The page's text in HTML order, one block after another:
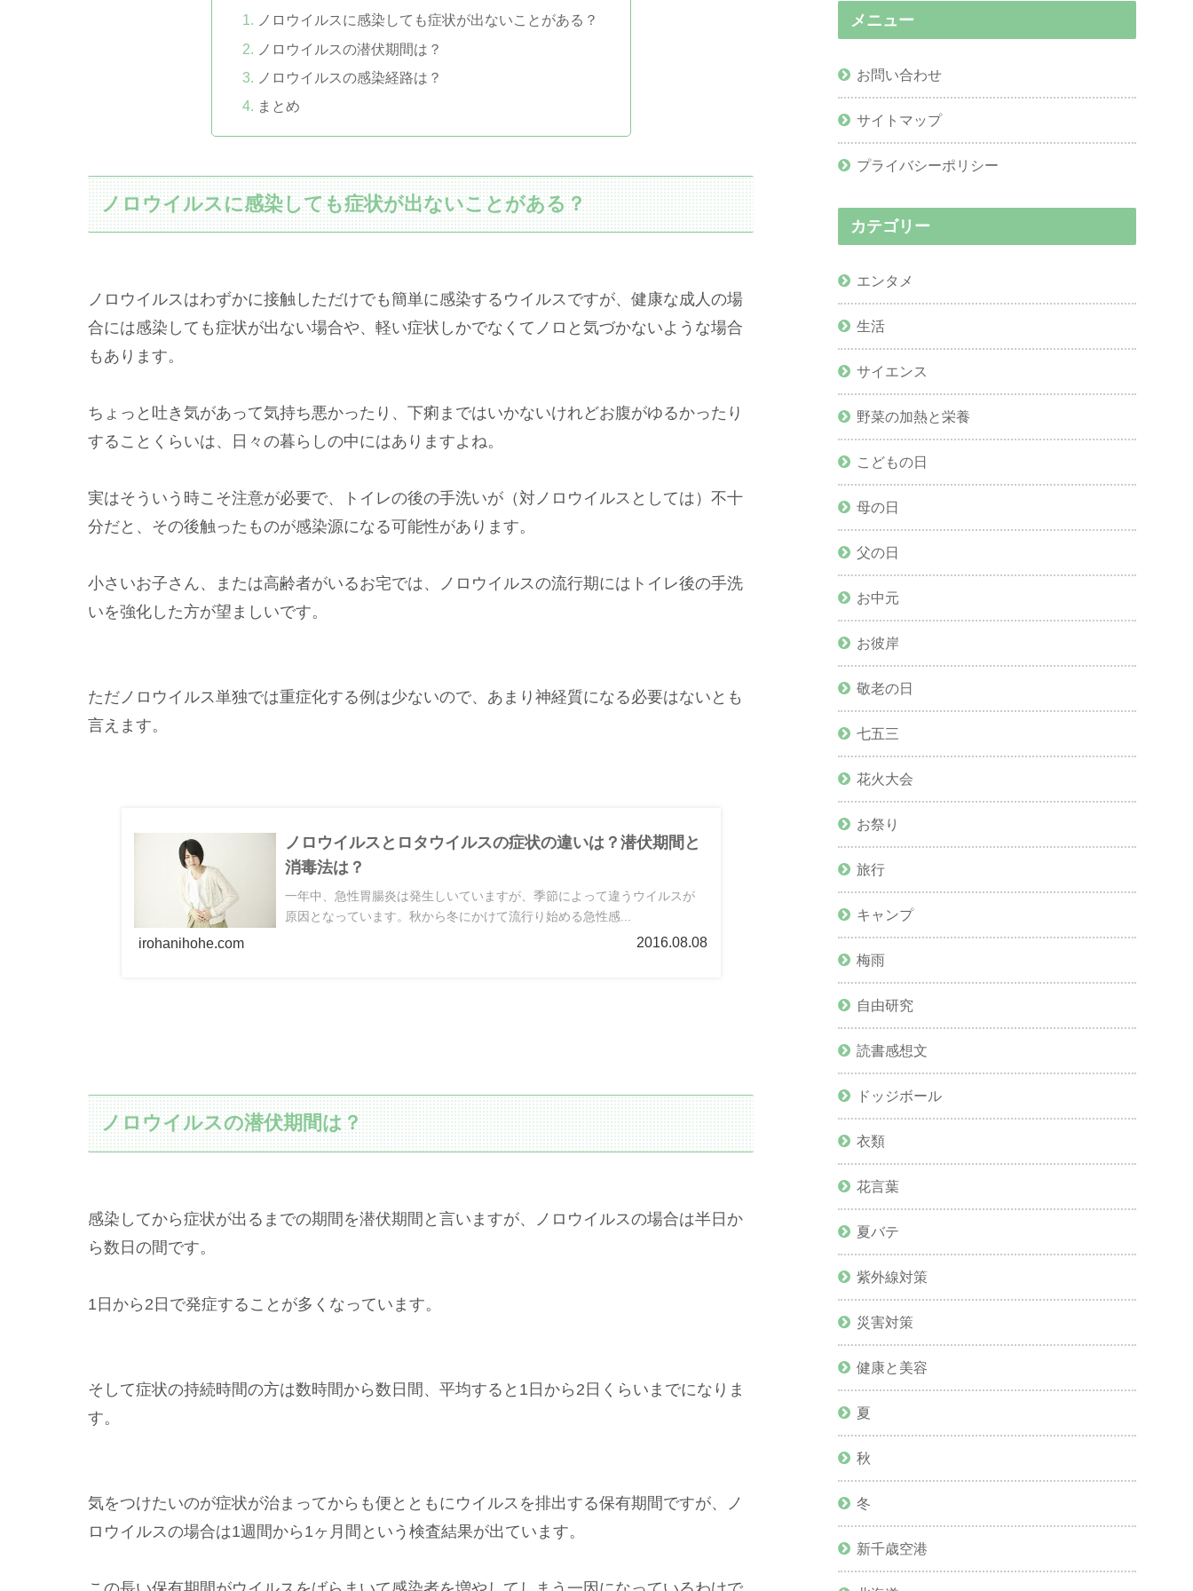
ノロウイルスに感染しても症状が出ないことがある？
ノロウイルスの潜伏期間は？
ノロウイルスの感染経路は？
まとめ
ノロウイルスに感染しても症状が出ないことがある？
ノロウイルスはわずかに接触しただけでも簡単に感染するウイルスですが、健康な成人の場
合には感染しても症状が出ない場合や、軽い症状しかでなくてノロと気づかないような場合
もあります。
ちょっと吐き気があって気持ち悪かったり、下痢まではいかないけれどお腹がゆるかったり
することくらいは、日々の暮らしの中にはありますよね。
実はそういう時こそ注意が必要で、トイレの後の手洗いが（対ノロウイルスとしては）不十
分だと、その後触ったものが感染源になる可能性があります。
小さいお子さん、または高齢者がいるお宅では、ノロウイルスの流行期にはトイレ後の手洗
いを強化した方が望ましいです。
ただノロウイルス単独では重症化する例は少ないので、あまり神経質になる必要はないとも
言えます。
ノロウイルスとロタウイルスの症状の違いは？潜伏期間と
消毒法は？
一年中、急性胃腸炎は発生しいていますが、季節によって違うウイルスが
原因となっています。秋から冬にかけて流行り始める急性感...
irohanihohe.com 2016.08.08
ノロウイルスの潜伏期間は？
感染してから症状が出るまでの期間を潜伏期間と言いますが、ノロウイルスの場合は半日か
ら数日の間です。
1日から2日で発症することが多くなっています。
そして症状の持続時間の方は数時間から数日間、平均すると1日から2日くらいまでになりま
す。
気をつけたいのが症状が治まってからも便とともにウイルスを排出する保有期間ですが、ノ
ロウイルスの場合は1週間から1ヶ月間という検査結果が出ています。
メニュー
お問い合わせ
サイトマップ
プライバシーポリシー
カテゴリー
エンタメ
生活
サイエンス
野菜の加熱と栄養
こどもの日
母の日
父の日
お中元
お彼岸
敬老の日
七五三
花火大会
お祭り
旅行
キャンプ
梅雨
自由研究
読書感想文
ドッジボール
衣類
花言葉
夏バテ
紫外線対策
災害対策
健康と美容
夏
秋
冬
新千歳空港